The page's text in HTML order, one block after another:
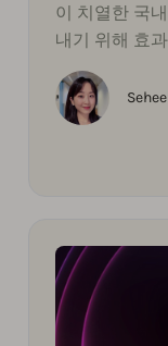
이 치열한 국
내기 위해 효
해야 합니다.
내 앱 스토어